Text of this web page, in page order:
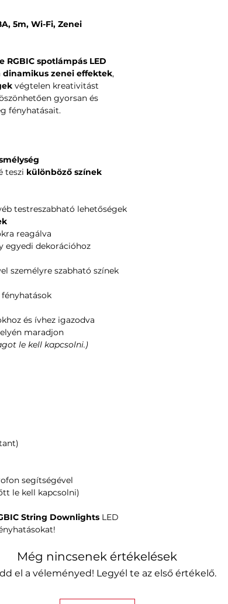
5m, Wi-Fi, Zenei
RGBIC spotlámpás LED
dinamikus zenei effektek,
végtelen kreativitást
gyorsan és
fényhatásait.
teszi különböző színek
testreszabható lehetőségek
reagálva
egyedi dekorációhoz
személyre szabható színek
és ívhez igazodva
maradjon
le kell kapcsolni.)
segítségével
le kell kapcsolni)
String Downlights LED
Még nincsenek értékelések
el a véleményed! Legyél te az első értékelő.